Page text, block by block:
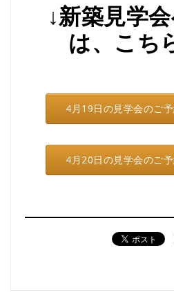
↓新築見学
は、こち
4月19日の見学会のご
4月20日の見学会のご